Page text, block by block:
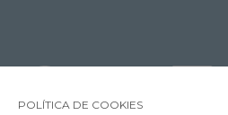
POLÍTICA DE COOKIES